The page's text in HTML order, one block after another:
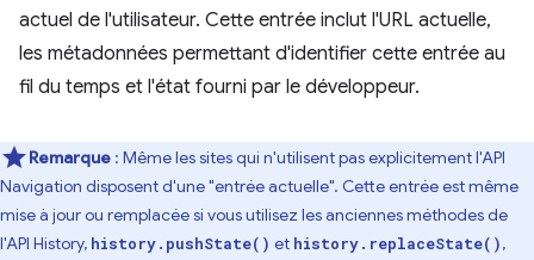
actuel de l'utilisateur. Cette entrée inclut l'URL actuelle,
les métadonnées permettant d'identifier cette entrée au
fil du temps et l'état fourni par le développeur.
Remarque : Même les sites qui n'utilisent pas explicitement l'API
Navigation disposent d'une "entrée actuelle". Cette entrée est même
mise à jour ou remplacée si vous utilisez les anciennes méthodes de
l'API History, history.pushState() et history.replaceState(),